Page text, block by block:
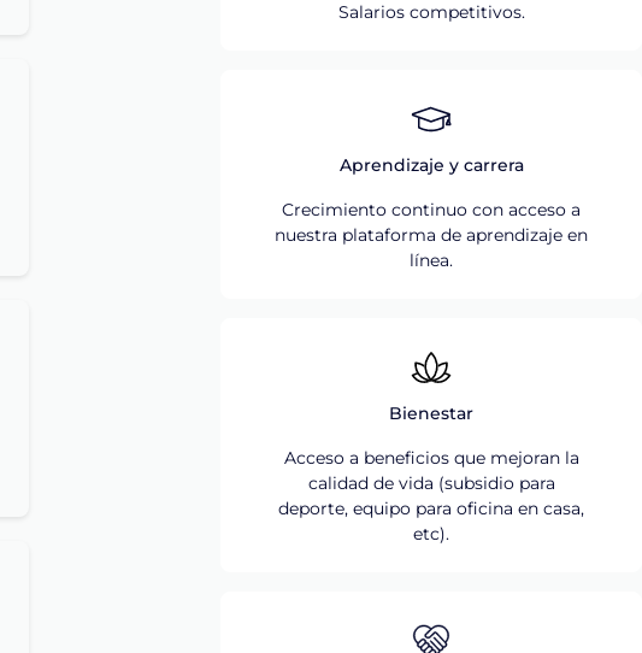
Salarios competitivos.
Aprendizaje y carrera
Crecimiento continuo con acceso a
nuestra plataforma de aprendizaje en
línea.
Bienestar
Acceso a beneficios que mejoran la
calidad de vida (subsidio para
deporte, equipo para oficina en casa,
etc).